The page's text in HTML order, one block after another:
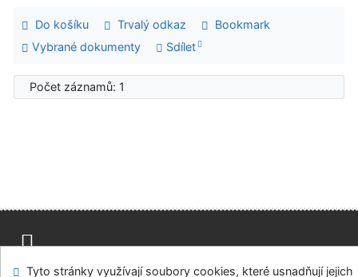
Do košíku Trvalý odkaz
Bookmark
Vybrané dokumenty
Sdílet
Počet záznamů: 1
Mapa stránek Přístupnost Soukromí
Tyto stránky využívají soubory cookies, které usnadňují jejich